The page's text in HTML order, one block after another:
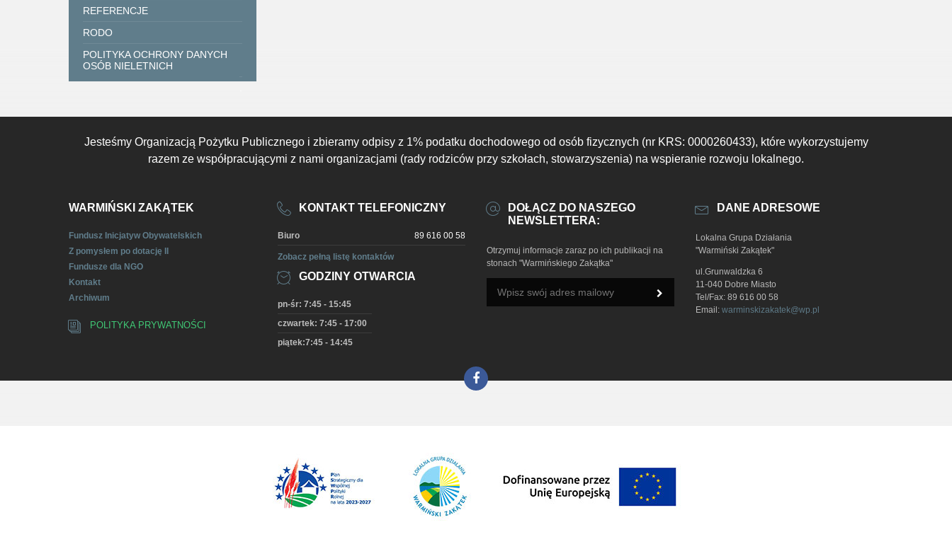
REFERENCJE
RODO
POLITYKA OCHRONY DANYCH
OSÓB NIELETNICH
Jesteśmy Organizacją Pożytku Publicznego i zbieramy odpisy z 1% podatku dochodowego od osób fizycznych (nr KRS: 0000260433), które wykorzystujemy
razem ze współpracującymi z nami organizacjami (rady rodziców przy szkołach, stowarzyszenia) na wspieranie rozwoju lokalnego.
WARMIŃSKI ZAKĄTEK
Fundusz Inicjatyw Obywatelskich
Z pomysłem po dotację II
Fundusze dla NGO
Kontakt
Archiwum
POLITYKA PRYWATNOŚCI
KONTAKT TELEFONICZNY
Biuro 89 616 00 58
Zobacz pełną listę kontaktów
GODZINY OTWARCIA
pn-śr: 7:45 - 15:45
czwartek: 7:45 - 17:00
piątek:7:45 - 14:45
DOŁĄCZ DO NASZEGO
NEWSLETTERA:
Otrzymuj informacje zaraz po ich publikacji na
stonach "Warmińskiego Zakątka"
DANE ADRESOWE
Lokalna Grupa Działania
"Warmiński Zakątek"
ul.Grunwaldzka 6
11-040 Dobre Miasto
Tel/Fax: 89 616 00 58
Email: warminskizakatek@wp.pl